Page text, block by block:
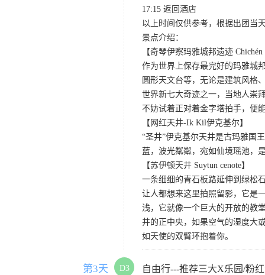
17:15 返回酒店
以上时间仅供参考，根据出团当
景点介绍：
【奇琴伊察玛雅城邦遗迹 Chichén
作为世界上保存最完好的玛雅城
圆形天文台等，无论是建筑风格
世界新七大奇迹之一，当地人崇
不妨试着正对着金字塔拍手，便
【网红天井-Ik Kil伊克基尔】
“圣井”伊克基尔天井是古玛雅国
蓝，波光粼粼，宛如仙境瑶池，
【苏伊顿天井 Suytun cenote】
一条细细的青石板路延伸到绿松
让人都想来这里拍照留影，它是
浅，它就像一个巨大的开放的教
井的正中央，如果空气的湿度大
如天使的双臂环抱着你。
第3天 D3 自由行---推荐三大X乐园/粉